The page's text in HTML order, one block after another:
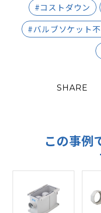
#コストダウン
#バルブソケット
SHARE
この事例